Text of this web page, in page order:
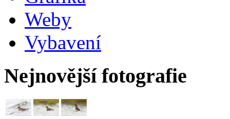
Weby
Vybavení
Nejnovější fotografie